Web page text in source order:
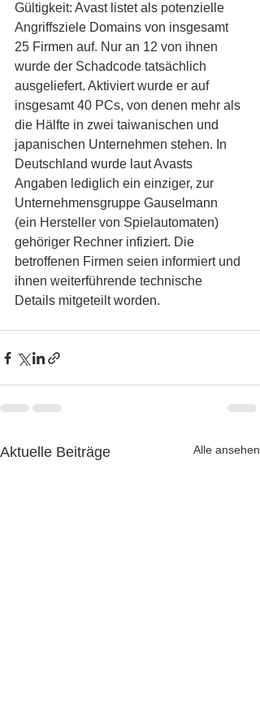
Gültigkeit: Avast listet als potenzielle
Angriffsziele Domains von insgesamt
25 Firmen auf. Nur an 12 von ihnen
wurde der Schadcode tatsächlich
ausgeliefert. Aktiviert wurde er auf
insgesamt 40 PCs, von denen mehr als
die Hälfte in zwei taiwanischen und
japanischen Unternehmen stehen. In
Deutschland wurde laut Avasts
Angaben lediglich ein einziger, zur
Unternehmensgruppe Gauselmann
(ein Hersteller von Spielautomaten)
gehöriger Rechner infiziert. Die
betroffenen Firmen seien informiert und
ihnen weiterführende technische
Details mitgeteilt worden.
Aktuelle Beiträge Alle ansehen